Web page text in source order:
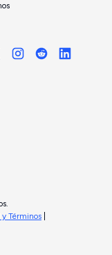
Términos